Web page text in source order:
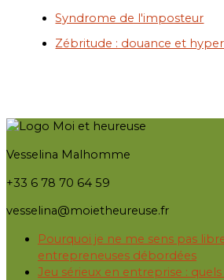
Syndrome de l'imposteur
Zébritude : douance et
Vesselina Malhomme
+33 6 78 70 64 59
vesselina@moietheureuse.fr
Pourquoi je ne me sens pas
entrepreneuses débordées
Jeu sérieux en entreprise :